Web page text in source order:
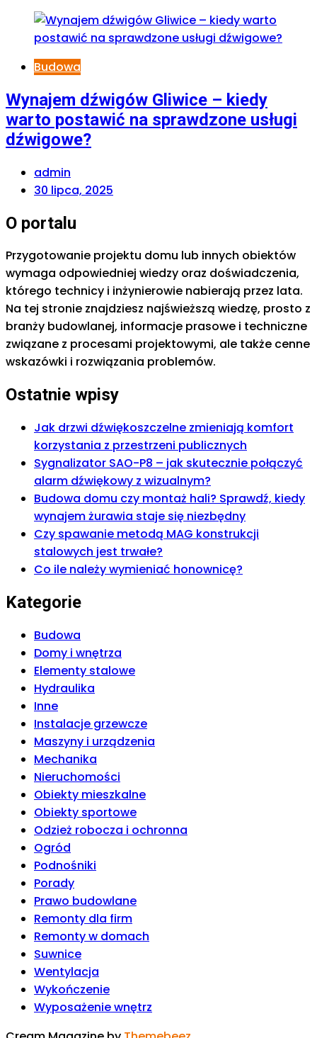
Budowa
Wynajem dźwigów Gliwice – kiedy
warto postawić na sprawdzone usługi
dźwigowe?
admin
30 lipca, 2025
O portalu
Przygotowanie projektu domu lub innych obiektów
wymaga odpowiedniej wiedzy oraz doświadczenia,
którego technicy i inżynierowie nabierają przez lata.
Na tej stronie znajdziesz najświeższą wiedzę, prosto z
branży budowlanej, informacje prasowe i techniczne
związane z procesami projektowymi, ale także cenne
wskazówki i rozwiązania problemów.
Ostatnie wpisy
Jak drzwi dźwiękoszczelne zmieniają komfort
korzystania z przestrzeni publicznych
Sygnalizator SAO-P8 – jak skutecznie połączyć
alarm dźwiękowy z wizualnym?
Budowa domu czy montaż hali? Sprawdź, kiedy
wynajem żurawia staje się niezbędny
Czy spawanie metodą MAG konstrukcji
stalowych jest trwałe?
Co ile należy wymieniać honownicę?
Kategorie
Budowa
Domy i wnętrza
Elementy stalowe
Hydraulika
Inne
Instalacje grzewcze
Maszyny i urządzenia
Mechanika
Nieruchomości
Obiekty mieszkalne
Obiekty sportowe
Odzież robocza i ochronna
Ogród
Podnośniki
Porady
Prawo budowlane
Remonty dla firm
Remonty w domach
Suwnice
Wentylacja
Wykończenie
Wyposażenie wnętrz